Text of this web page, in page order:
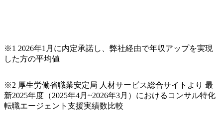
サルティングファームの立ち上げフェーズに関わることが
できる 豊富な経験を持つコンサル経験者の場合は、自らチ
ーションの開発 など) シンプレクスの顧客基盤、エンジニ
アケイパビリティを活かた確度の高い事業立ち上げが経験
できる 2026年8月21日(金) 19:30〜21:30 (19:20開場) 2026年8
※1 2026年1月に内定承諾し、弊社経由で年収アップを実現
した方の平均値
※2 厚生労働省職業安定局 人材サービス総合サイトより 最
新2025年度（2025年4月~2026年3月）におけるコンサル特化
転職エージェント支援実績数比較